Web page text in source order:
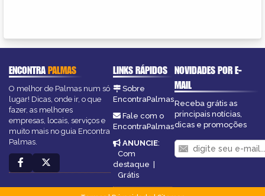
ENCONTRAPALMAS
O melhor de Palmas num só
lugar! Dicas, onde ir, o que
fazer, as melhores
empresas, locais, serviços e
muito mais no guia Encontra
Palmas.
LINKS RÁPIDOS
Sobre
EncontraPalmas
Fale com o
EncontraPalmas
ANUNCIE:
Com
destaque |
Grátis
NOVIDADES POR E-
MAIL
Receba grátis as
principais notícias,
dicas e promoções